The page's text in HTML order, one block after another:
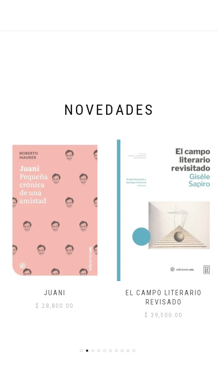
NOVEDADES
JUANI
$ 28,800.00
EL CAMPO LITERARIO
REVISADO
$ 39,500.00